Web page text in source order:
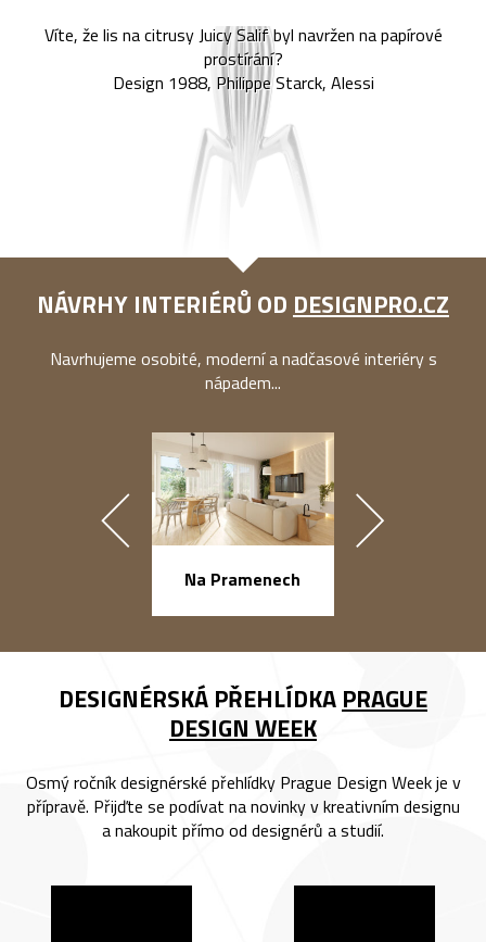
Víte, že lis na citrusy Juicy Salif byl navržen na papírové
prostírání?
Design 1988, Philippe Starck, Alessi
NÁVRHY INTERIÉRŮ OD DESIGNPRO.CZ
Navrhujeme osobité, moderní a nadčasové interiéry s
nápadem...
Na Pramenech
DESIGNÉRSKÁ PŘEHLÍDKA PRAGUE
DESIGN WEEK
Osmý ročník designérské přehlídky Prague Design Week je v
přípravě. Přijďte se podívat na novinky v kreativním designu
a nakoupit přímo od designérů a studií.